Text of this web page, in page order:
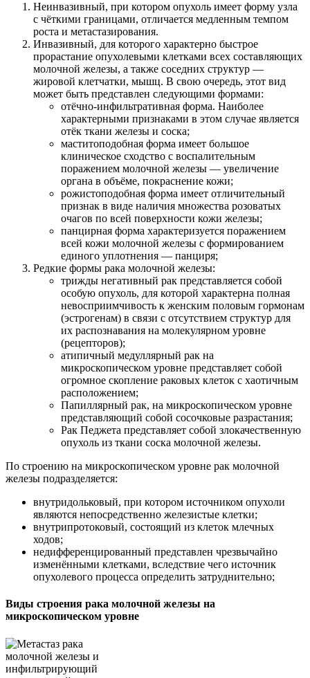
Неинвазивный, при котором опухоль имеет форму узла
с чёткими границами, отличается медленным темпом
роста и метастазирования.
Инвазивный, для которого характерно быстрое
прорастание опухолевыми клетками всех составляющих
молочной железы, а также соседних структур —
жировой клетчатки, мышц. В свою очередь, этот вид
может быть представлен следующими формами:
отёчно-инфильтративная форма. Наиболее
характерными признаками в этом случае является
отёк ткани железы и соска;
маститоподобная форма имеет большое
клиническое сходство с воспалительным
поражением молочной железы — увеличение
органа в объёме, покраснение кожи;
рожистоподобная форма имеет отличительный
признак в виде наличия множества розоватых
очагов по всей поверхности кожи железы;
панцирная форма характеризуется поражением
всей кожи молочной железы с формированием
единого уплотнения — панциря;
Редкие формы рака молочной железы:
трижды негативный рак представляется собой
особую опухоль, для которой характерна полная
невосприимчивость к женским половым гормонам
(эстрогенам) в связи с отсутствием структур для
их распознавания на молекулярном уровне
(рецепторов);
атипичный медуллярный рак на
микроскопическом уровне представляет собой
огромное скопление раковых клеток с хаотичным
расположением;
Папиллярный рак, на микроскопическом уровне
представляющий собой сосочковые разрастания;
Рак Педжета представляет собой злокачественную
опухоль из ткани соска молочной железы.
По строению на микроскопическом уровне рак молочной
железы подразделяется:
внутридольковый, при котором источником опухоли
являются непосредственно железистые клетки;
внутрипротоковый, состоящий из клеток млечных
ходов;
недифференцированный представлен чрезвычайно
изменёнными клетками, вследствие чего источник
опухолевого процесса определить затруднительно;
Виды строения рака молочной железы на
микроскопическом уровне